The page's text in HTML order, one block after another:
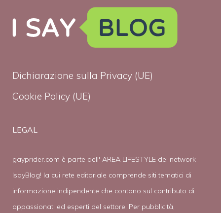
Dichiarazione sulla Privacy (UE)
Cookie Policy (UE)
LEGAL
gayprider.com è parte dell' AREA LIFESTYLE del network
IsayBlog! la cui rete editoriale comprende siti tematici di
informazione indipendente che contano sul contributo di
appassionati ed esperti del settore. Per pubblicità,